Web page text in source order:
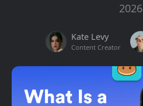
2026
Kate Levy
Content Creator